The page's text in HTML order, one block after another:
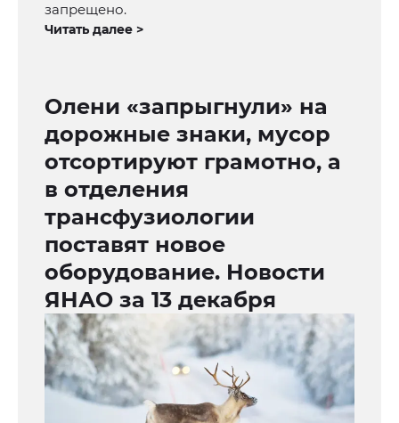
запрещено.
Читать далее >
Олени «запрыгнули» на
дорожные знаки, мусор
отсортируют грамотно, а
в отделения
трансфузиологии
поставят новое
оборудование. Новости
ЯНАО за 13 декабря